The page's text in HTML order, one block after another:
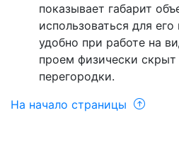
показывает габарит
использоваться для
удобно при работе на
проем физически
перегородки.
На начало страницы